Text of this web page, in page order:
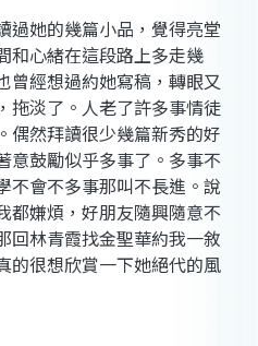
她的幾篇小品，覺得亮堂
和心緒在這段路上多走幾
曾經想過約她寫稿，轉眼又
拖淡了。人老了許多事情徒
偶然拜讀很少幾篇新秀的好
意鼓勵似乎多事了。多事不
不會不多事那叫不長進。說
都嫌煩，好朋友隨興隨意不
回林青霞找金聖華約我一敘
的很想欣賞一下她絕代的風